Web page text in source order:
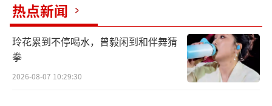
热点新闻
玲花累到不停喝水，曾毅闲到和伴舞猜
拳
2026-08-07 10:29:30